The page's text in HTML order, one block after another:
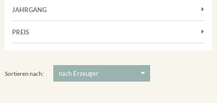
Grauburgunder
Riesling
Vorderer Winklerberg
Winklerberg Hinter Winklen
JAHRGANG
PREIS
Sortieren nach: